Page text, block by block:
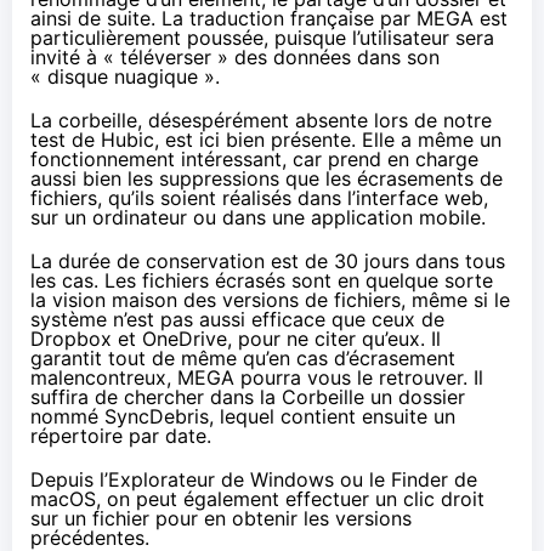
ainsi de suite. La traduction française par MEGA est
particulièrement poussée, puisque l’utilisateur sera
invité à « téléverser » des données dans son
« disque nuagique ».
La corbeille, désespérément absente lors de notre
test de Hubic, est ici bien présente. Elle a même un
fonctionnement intéressant, car prend en charge
aussi bien les suppressions que les écrasements de
fichiers, qu’ils soient réalisés dans l’interface web,
sur un ordinateur ou dans une application mobile.
La durée de conservation est de 30 jours dans tous
les cas. Les fichiers écrasés sont en quelque sorte
la vision maison des versions de fichiers, même si le
système n’est pas aussi efficace que ceux de
Dropbox et OneDrive, pour ne citer qu’eux. Il
garantit tout de même qu’en cas d’écrasement
malencontreux, MEGA pourra vous le retrouver. Il
suffira de chercher dans la Corbeille un dossier
nommé SyncDebris, lequel contient ensuite un
répertoire par date.
Depuis l’Explorateur de Windows ou le Finder de
macOS, on peut également effectuer un clic droit
sur un fichier pour en obtenir les versions
précédentes.